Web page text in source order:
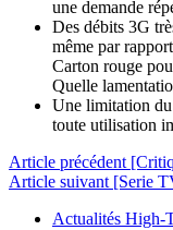
une demande
Des débits 3G
même par
Carton rouge
Quelle
Une limitation
toute utilisation
Article précédent
Article suivant [Serie
Actualités High-